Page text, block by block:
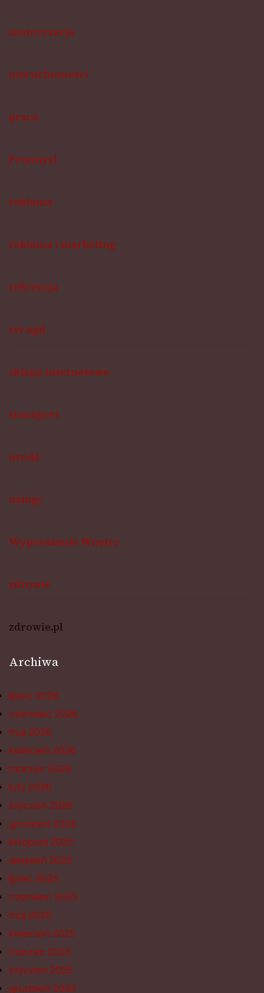
motoryzacja
nieruchomości
praca
Przemysł
reklama
reklama i marketing
rekreacja
rtv agd
sklepy internetowe
transport
uroda
usługi
Wyposażenie Wnętrz
zdrowie
zdrowie.pl
Archiwa
lipiec 2026
czerwiec 2026
maj 2026
kwiecień 2026
marzec 2026
luty 2026
styczeń 2026
grudzień 2025
listopad 2025
sierpień 2025
lipiec 2025
czerwiec 2025
maj 2025
kwiecień 2025
marzec 2025
styczeń 2025
grudzień 2024